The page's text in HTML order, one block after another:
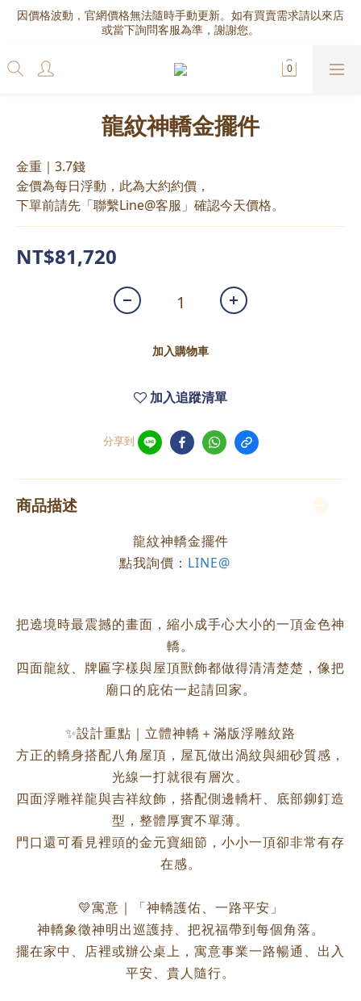
因價格波動，官網價格無法隨時手動更新。如有買賣需求請以來店
或當下詢問客服為準，謝謝您。
龍紋神轎金擺件
金重｜3.7錢
金價為每日浮動，此為大約約價，
下單前請先「聯繫Line@客服」確認今天價格。
NT$81,720
加入購物車
加入追蹤清單
分享到
商品描述
龍紋神轎金擺件
點我詢價： LINE@
把遶境時最震撼的畫面，縮小成手心大小的一頂金色神
轎。
四面龍紋、牌匾字樣與屋頂獸飾都做得清清楚楚，像把
廟口的庇佑一起請回家。
✨設計重點｜立體神轎＋滿版浮雕紋路
方正的轎身搭配八角屋頂，屋瓦做出渦紋與細砂質感，
光線一打就很有層次。
四面浮雕祥龍與吉祥紋飾，搭配側邊轎杆、底部鉚釘造
型，整體厚實不單薄。
門口還可看見裡頭的金元寶細節，小小一頂卻非常有存
在感。
💛寓意｜「神轎護佑、一路平安」
神轎象徵神明出巡護持、把祝福帶到每個角落。
擺在家中、店裡或辦公桌上，寓意事業一路暢通、出入
平安、貴人隨行。